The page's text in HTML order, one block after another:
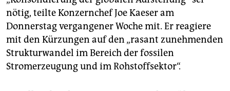
nötig, teilte Konzernchef Joe Kaeser am
Donnerstag vergangener Woche mit. Er reagiere
mit den Kürzungen auf den „rasant zunehmenden
Strukturwandel im Bereich der fossilen
Stromerzeugung und im Rohstoffsektor“.